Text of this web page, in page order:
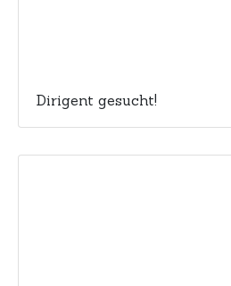
Dirigent gesucht!